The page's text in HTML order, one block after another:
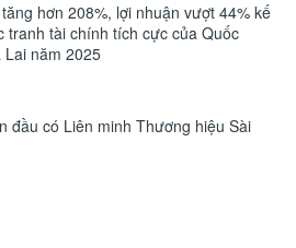
hơn 208%, lợi nhuận vượt 44% kế
tranh tài chính tích cực của Quốc
năm 2025
đầu có Liên minh Thương hiệu Sài